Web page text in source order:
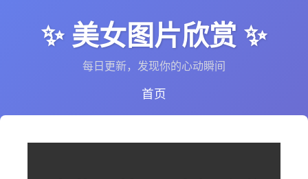
✨ 美女图片欣赏 ✨
每日更新，发现你的心动瞬间
首页